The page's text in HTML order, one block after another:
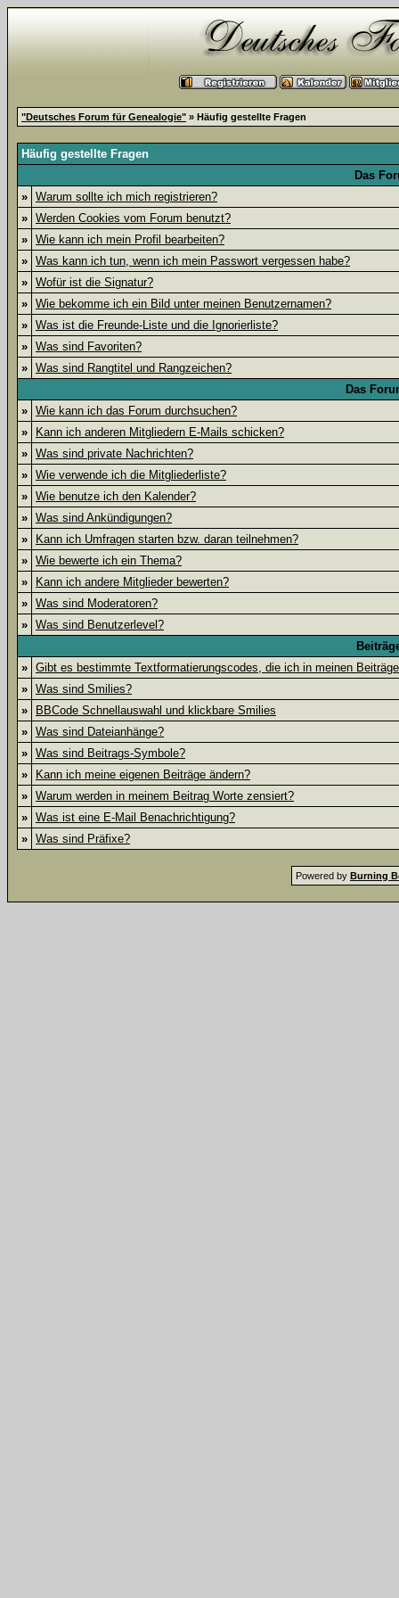
"Deutsches Forum für Genealogie" » Häufig gestellte Fragen
Häufig gestellte Fragen
Das
» Warum sollte ich mich registrieren?
» Werden Cookies vom Forum benutzt?
» Wie kann ich mein Profil bearbeiten?
» Was kann ich tun, wenn ich mein Passwort vergessen habe?
» Wofür ist die Signatur?
» Wie bekomme ich ein Bild unter meinen Benutzernamen?
» Was ist die Freunde-Liste und die Ignorierliste?
» Was sind Favoriten?
» Was sind Rangtitel und Rangzeichen?
Das
» Wie kann ich das Forum durchsuchen?
»
Kann ich anderen Mitgliedern E-Mails schicken?
» Was sind private Nachrichten?
» Wie verwende ich die Mitgliederliste?
» Wie benutze ich den Kalender?
» Was sind Ankündigungen?
»
Kann ich Umfragen starten bzw. daran teilnehmen?
» Wie bewerte ich ein Thema?
»
Kann ich andere Mitglieder bewerten?
» Was sind Moderatoren?
» Was sind Benutzerlevel?
» Gibt es bestimmte Textformatierungscodes, die ich in meinen
» Was sind Smilies?
»
BBCode Schnellauswahl und klickbare Smilies
» Was sind Dateianhänge?
» Was sind Beitrags-Symbole?
»
Kann ich meine eigenen Beiträge ändern?
» Warum werden in meinem Beitrag Worte zensiert?
» Was ist eine E-Mail Benachrichtigung?
» Was sind Präfixe?
Powered by Burning